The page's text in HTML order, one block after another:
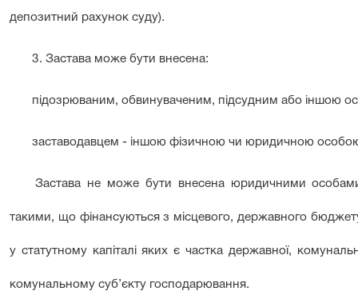
депозитний рахунок суду).
3. Застава може бути внесена:
підозрюваним, обвинуваченим, підсудним або іншою
заставодавцем - іншою фізичною чи юридичною особою,
Застава не може бути внесена юридичними
такими, що фінансуються з місцевого, державного
у статутному капіталі яких є частка державної,
комунальному суб’єкту господарювання.